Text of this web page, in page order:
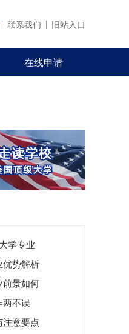
联系我们 旧站入口
在线申请
学专业
优势解析
前景如何
两不误
意要点